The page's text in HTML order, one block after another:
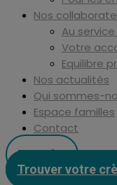
Nos
Au
Votre
Equilibre
Nos actualités
Qui sommes-
Espace familles
Contact
Postuler
Trouver votre